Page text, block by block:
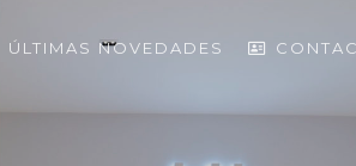
ÚLTIMAS NOVEDADES